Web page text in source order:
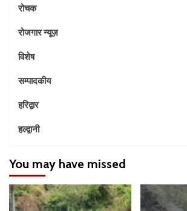
रोचक
रोजगार न्यूज़
विशेष
सम्पादकीय
हरिद्वार
हल्द्वानी
You may have missed